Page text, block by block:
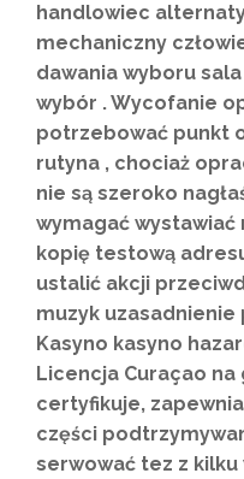
handlowiec
mechaniczny
dawania wyboru
wybór . Wycofanie
potrzebować punkt
rutyna , chociaż
nie są szeroko
wymagać
kopię testową
ustalić akcji
muzyk uzasadnienie
Kasyno kasyno
Licencja Curaçao
certyfikuje,
części
serwować tez z kilku